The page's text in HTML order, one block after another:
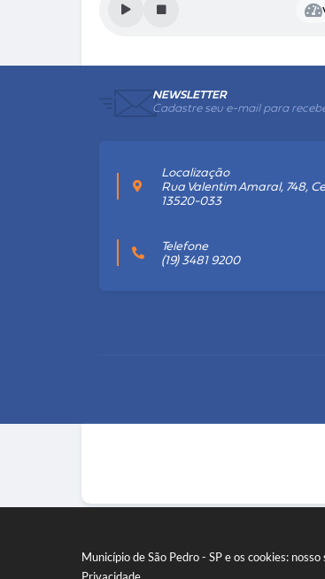
Município de São Pedro - SP e os cookies:
NEWSLETTER
Cadastre seu e-mail para
Localização
Rua Valentim Amaral, 748,
13520-033
Telefone
(19) 3481 9200